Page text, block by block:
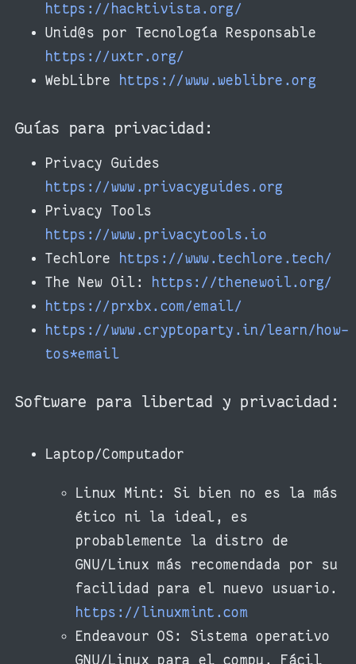
https://hacktivista.org/
Unid@s por Tecnología Responsable
https://uxtr.org/
WebLibre
https://www.weblibre.org
Guías para privacidad:
Privacy Guides
https://www.privacyguides.org
Privacy Tools
https://www.privacytools.io
Techlore
https://www.techlore.tech/
The New Oil: https://thenewoil.org/
https://prxbx.com/email/
https://www.cryptoparty.in/learn/how-
tos*email
Software para libertad y privacidad:
Laptop/Computador
Linux Mint: Si bien no es la más
ético ni la ideal, es
probablemente la distro de
GNU/Linux más recomendada por su
facilidad para el nuevo usuario.
https://linuxmint.com
Endeavour OS: Sistema operativo
GNU/Linux para el compu. Fácil